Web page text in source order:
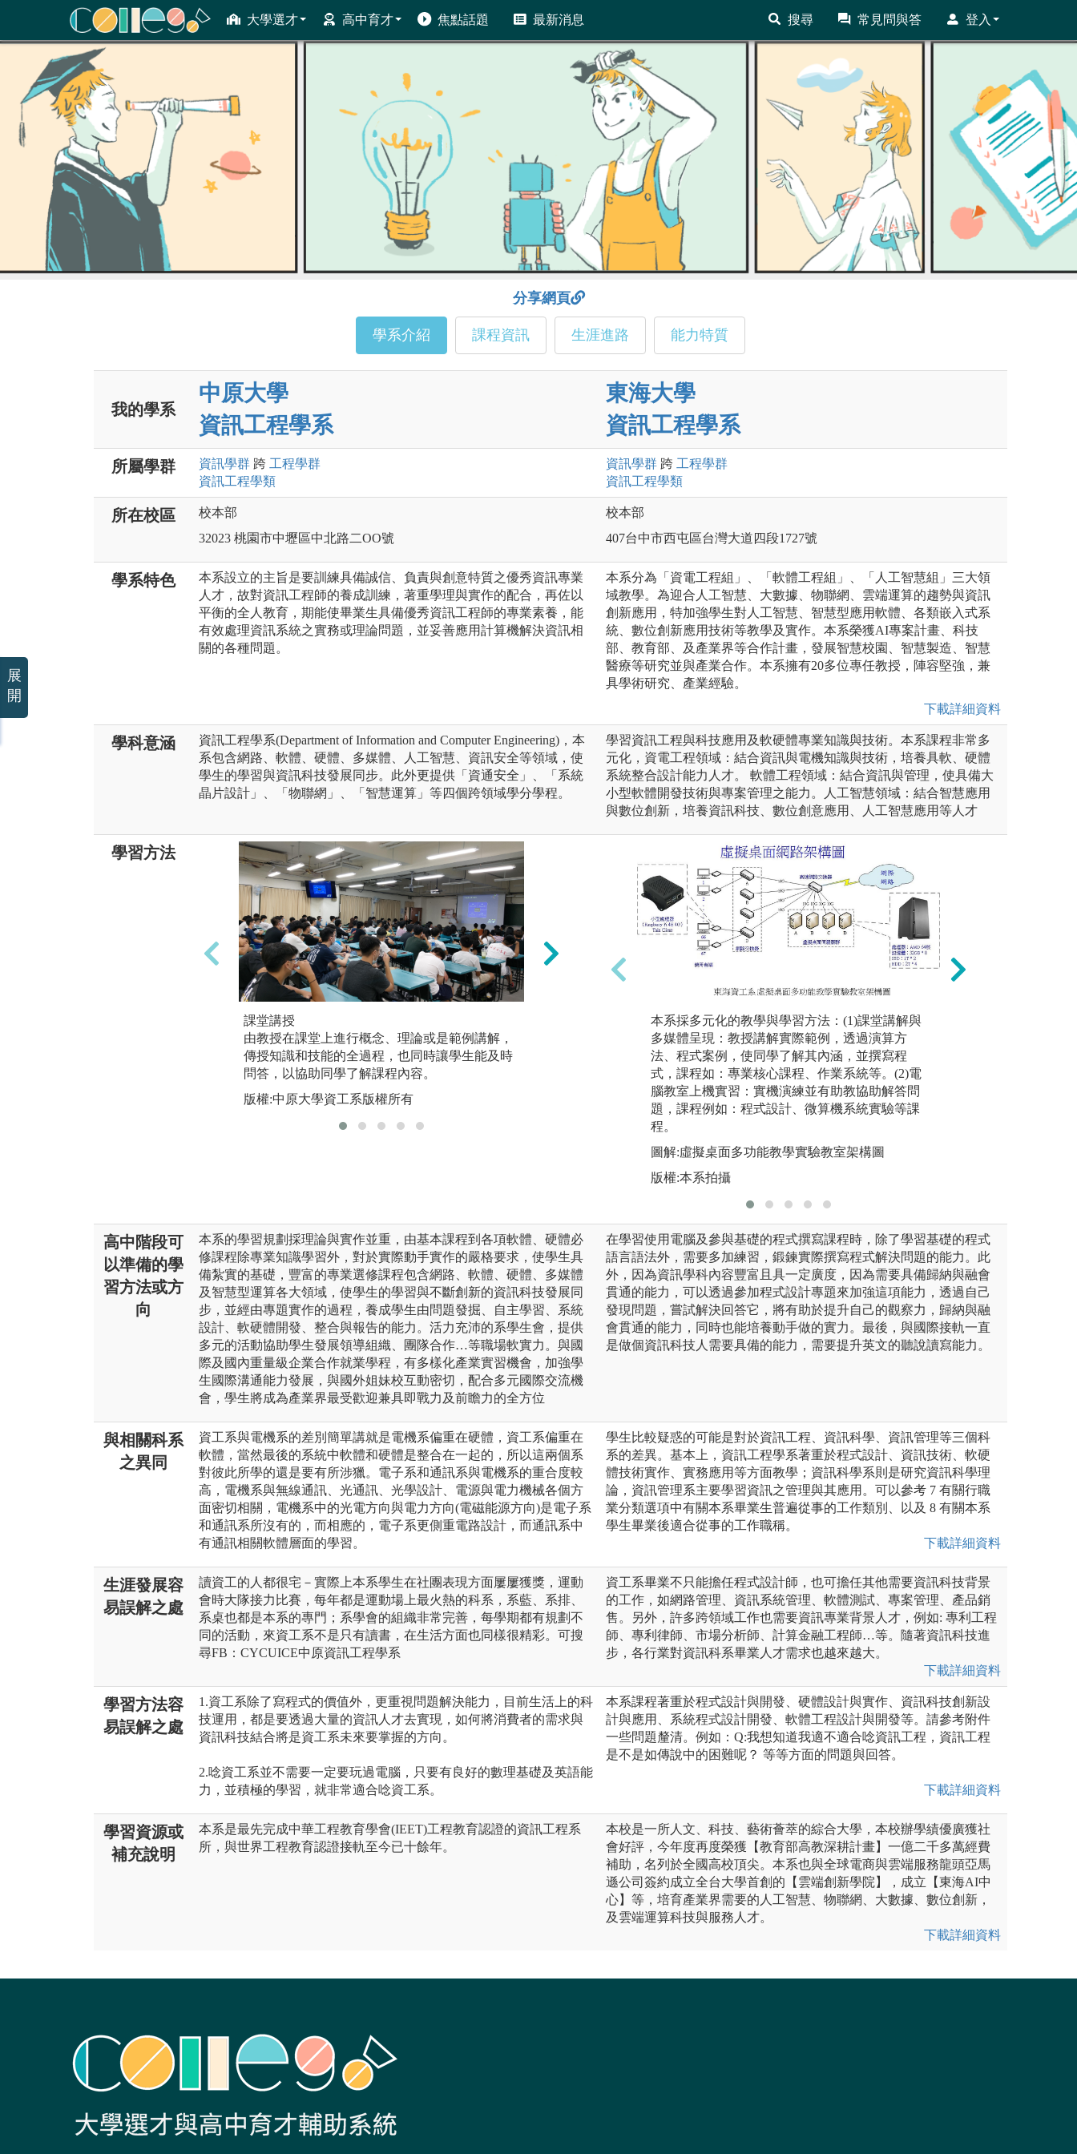
大學選才 高中育才 焦點話題 最新消息 搜尋 常見問與答 登入
ColleGo! 大學選才與高中育才輔助系統
分享網頁
學系介紹 課程資訊 生涯進路 能力特質
我的學系
中原大學
資訊工程學系
東海大學
資訊工程學系
所屬學群 資訊學群 跨 工程學群
資訊工程學類
資訊學群 跨 工程學群
資訊工程學類
所在校區
校本部
32023 桃園市中壢區中北路二OO號
校本部
407台中市西屯區台灣大道四段1727號
學系特色
本系設立的主旨是要訓練具備誠信、負責與創意特質之優秀資訊專業
人才，故對資訊工程師的養成訓練，著重學理與實作的配合，再佐以
平衡的全人教育，期能使畢業生具備優秀資訊工程師的專業素養，能
有效處理資訊系統之實務或理論問題，並妥善應用計算機解決資訊相
關的各種問題。
本系分為「資電工程組」、「軟體工程組」、「人工智慧組」三大領
域教學。為迎合人工智慧、大數據、物聯網、雲端運算的趨勢與資訊
創新應用，特加強學生對人工智慧、智慧型應用軟體、各類嵌入式系
統、數位創新應用技術等教學及實作。本系榮獲AI專案計畫、科技
部、教育部、及產業界等合作計畫，發展智慧校園、智慧製造、智慧
醫療等研究並與產業合作。本系擁有20多位專任教授，陣容堅強，兼
具學術研究、產業經驗。
下載詳細資料
學科意涵
資訊工程學系(Department of Information and Computer Engineering)，本
系包含網路、軟體、硬體、多媒體、人工智慧、資訊安全等領域，使
學生的學習與資訊科技發展同步。此外更提供「資通安全」、「系統
晶片設計」、「物聯網」、「智慧運算」等四個跨領域學分學程。
學習資訊工程與科技應用及軟硬體專業知識與技術。本系課程非常多
元化，資電工程領域：結合資訊與電機知識與技術，培養具軟、硬體
系統整合設計能力人才。 軟體工程領域：結合資訊與管理，使具備大
小型軟體開發技術與專案管理之能力。人工智慧領域：結合智慧應用
與數位創新，培養資訊科技、數位創意應用、人工智慧應用等人才
學習方法
課堂講授
由教授在課堂上進行概念、理論或是範例講解，
傳授知識和技能的全過程，也同時讓學生能及時
問答，以協助同學了解課程內容。
版權:中原大學資工系版權所有
團隊學習
課程設計上將刻意讓同學有機會有多次的分組合
作機會，進而學習與人合作的模式。
版權:中原大學資工系版權所有
本系採多元化的教學與學習方法：(1)課堂講解與
多媒體呈現：教授講解實際範例，透過演算方
法、程式案例，使同學了解其內涵，並撰寫程
式，課程如：專業核心課程、作業系統等。(2)電
腦教室上機實習：實機演練並有助教協助解答問
題，課程例如：程式設計、微算機系統實驗等課
程。
圖解:虛擬桌面多功能教學實驗教室架構圖
版權:本系拍攝
高中階段可
以準備的學
習方法或方
向
本系的學習規劃採理論與實作並重，由基本課程到各項軟體、硬體必
修課程除專業知識學習外，對於實際動手實作的嚴格要求，使學生具
備紮實的基礎，豐富的專業選修課程包含網路、軟體、硬體、多媒體
及智慧型運算各大領域，使學生的學習與不斷創新的資訊科技發展同
步，並經由專題實作的過程，養成學生由問題發掘、自主學習、系統
設計、軟硬體開發、整合與報告的能力。活力充沛的系學生會，提供
多元的活動協助學生發展領導組織、團隊合作…等職場軟實力。與國
際及國內重量級企業合作就業學程，有多樣化產業實習機會，加強學
生國際溝通能力發展，與國外姐妹校互動密切，配合多元國際交流機
會，學生將成為產業界最受歡迎兼具即戰力及前瞻力的全方位
在學習使用電腦及參與基礎的程式撰寫課程時，除了學習基礎的程式
語言語法外，需要多加練習，鍛鍊實際撰寫程式解決問題的能力。此
外，因為資訊學科內容豐富且具一定廣度，因為需要具備歸納與融會
貫通的能力，可以透過參加程式設計專題來加強這項能力，透過自己
發現問題，嘗試解決回答它，將有助於提升自己的觀察力，歸納與融
會貫通的能力，同時也能培養動手做的實力。最後，與國際接軌一直
是做個資訊科技人需要具備的能力，需要提升英文的聽說讀寫能力。
與相關科系
之異同
資工系與電機系的差別簡單講就是電機系偏重在硬體，資工系偏重在
軟體，當然最後的系統中軟體和硬體是整合在一起的，所以這兩個系
對彼此所學的還是要有所涉獵。電子系和通訊系與電機系的重合度較
高，電機系與無線通訊、光通訊、光學設計、電源與電力機械各個方
面密切相關，電機系中的光電方向與電力方向(電磁能源方向)是電子系
和通訊系所沒有的，而相應的，電子系更側重電路設計，而通訊系中
有通訊相關軟體層面的學習。
學生比較疑惑的可能是對於資訊工程、資訊科學、資訊管理等三個科
系的差異。基本上，資訊工程學系著重於程式設計、資訊技術、軟硬
體技術實作、實務應用等方面教學；資訊科學系則是研究資訊科學理
論，資訊管理系主要學習資訊之管理與其應用。可以參考 7 有關行職
業分類選項中有關本系畢業生普遍從事的工作類別、以及 8 有關本系
學生畢業後適合從事的工作職稱。
下載詳細資料
生涯發展容
易誤解之處
讀資工的人都很宅－實際上本系學生在社團表現方面屢屢獲獎，運動
會時大隊接力比賽，每年都是運動場上最火熱的科系，系藍、系排、
系桌也都是本系的專門；系學會的組織非常完善，每學期都有規劃不
同的活動，來資工系不是只有讀書，在生活方面也同樣很精彩。可搜
尋FB：CYCUICE中原資訊工程學系
資工系畢業不只能擔任程式設計師，也可擔任其他需要資訊科技背景
的工作，如網路管理、資訊系統管理、軟體測試、專案管理、產品銷
售。另外，許多跨領域工作也需要資訊專業背景人才，例如: 專利工程
師、專利律師、市場分析師、計算金融工程師…等。隨著資訊科技進
步，各行業對資訊科系畢業人才需求也越來越大。
下載詳細資料
學習方法容
易誤解之處
1.資工系除了寫程式的價值外，更重視問題解決能力，目前生活上的科
技運用，都是要透過大量的資訊人才去實現，如何將消費者的需求與
資訊科技結合將是資工系未來要掌握的方向。
2.唸資工系並不需要一定要玩過電腦，只要有良好的數理基礎及英語能
力，並積極的學習，就非常適合唸資工系。
本系課程著重於程式設計與開發、硬體設計與實作、資訊科技創新設
計與應用、系統程式設計開發、軟體工程設計與開發等。請參考附件
一些問題釐清。例如：Q:我想知道我適不適合唸資訊工程，資訊工程
是不是如傳說中的困難呢？ 等等方面的問題與回答。
下載詳細資料
學習資源或
補充說明
本系是最先完成中華工程教育學會(IEET)工程教育認證的資訊工程系
所，與世界工程教育認證接軌至今已十餘年。
本校是一所人文、科技、藝術薈萃的綜合大學，本校辦學績優廣獲社
會好評，今年度再度榮獲【教育部高教深耕計畫】一億二千多萬經費
補助，名列於全國高校頂尖。本系也與全球電商與雲端服務龍頭亞馬
遜公司簽約成立全台大學首創的【雲端創新學院】，成立【東海AI中
心】等，培育產業界需要的人工智慧、物聯網、大數據、數位創新，
及雲端運算科技與服務人才。
下載詳細資料
展
開